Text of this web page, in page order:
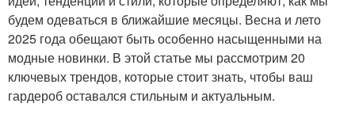
будем одеваться в ближайшие месяцы. Весна и лето
2025 года обещают быть особенно насыщенными на
модные новинки. В этой статье мы рассмотрим 20
ключевых трендов, которые стоит знать, чтобы ваш
гардероб оставался стильным и актуальным.